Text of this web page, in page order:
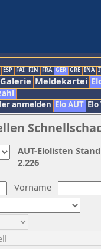
ESP FAI FIN FRA GER GRE INA
Meldekartei
anmelden Elo AUT
Vorname
AUT-Elolisten
2.226